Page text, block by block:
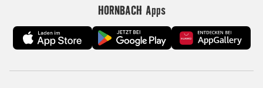
HORNBACH Apps